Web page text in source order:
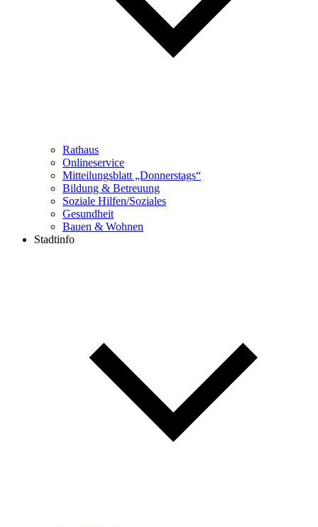
Rathaus
Onlineservice
Mitteilungsblatt „Donnerstags“
Bildung & Betreuung
Soziale Hilfen/Soziales
Gesundheit
Bauen & Wohnen
Stadtinfo